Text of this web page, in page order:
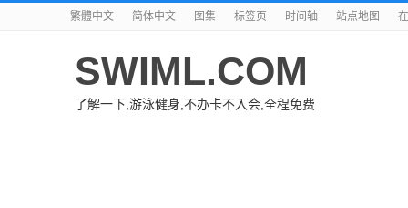
繁體中文 简体中文 图集 标签页 时间轴 站点地图
SWIML.COM
了解一下,游泳健身,不办卡不入会,全程免费